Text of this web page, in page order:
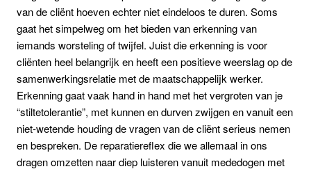
van de cliënt hoeven echter niet eindeloos te duren. Soms
gaat het simpelweg om het bieden van erkenning van
iemands worsteling of twijfel. Juist die erkenning is voor
cliënten heel belangrijk en heeft een positieve weerslag op de
samenwerkingsrelatie met de maatschappelijk werker.
Erkenning gaat vaak hand in hand met het vergroten van je
“stiltetolerantie”, met kunnen en durven zwijgen en vanuit een
niet-wetende houding de vragen van de cliënt serieus nemen
en bespreken. De reparatiereflex die we allemaal in ons
dragen omzetten naar diep luisteren vanuit mededogen met